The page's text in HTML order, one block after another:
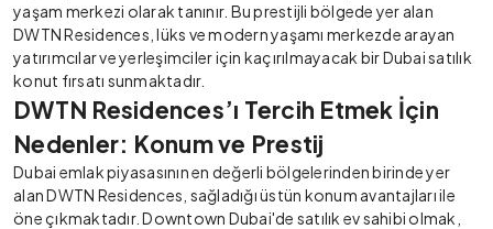
yaşam merkezi olarak tanınır. Bu prestijli bölgede yer alan
DWTN Residences, lüks ve modern yaşamı merkezde arayan
yatırımcılar ve yerleşimciler için kaçırılmayacak bir Dubai satılık
konut fırsatı sunmaktadır.
DWTN Residences’ı Tercih Etmek İçin
Nedenler: Konum ve Prestij
Dubai emlakpiyasasının en değerli bölgelerinden birinde yer
alan DWTN Residences, sağladığı üstün konum avantajları ile
öne çıkmaktadır. Downtown Dubai'de satılık ev sahibi olmak,